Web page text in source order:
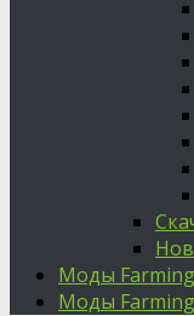
Моды
Моды